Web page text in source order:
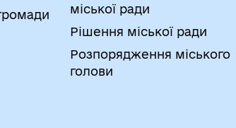
міської ради
Рішення міської ради
Розпорядження міського
голови